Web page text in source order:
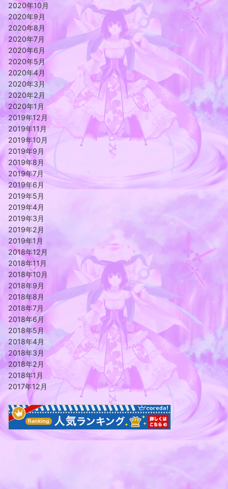
2020年10月
2020年9月
2020年8月
2020年7月
2020年6月
2020年5月
2020年4月
2020年3月
2020年2月
2020年1月
2019年12月
2019年11月
2019年10月
2019年9月
2019年8月
2019年7月
2019年6月
2019年5月
2019年4月
2019年3月
2019年2月
2019年1月
2018年12月
2018年11月
2018年10月
2018年9月
2018年8月
2018年7月
2018年6月
2018年5月
2018年4月
2018年3月
2018年2月
2018年1月
2017年12月